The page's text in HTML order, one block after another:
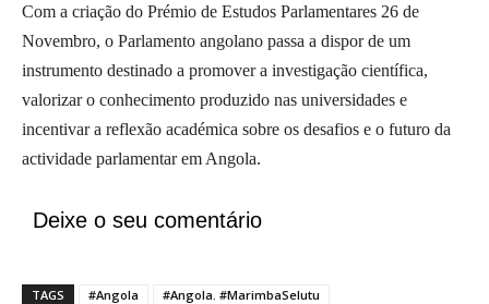
Com a criação do Prémio de Estudos Parlamentares 26 de
Novembro, o Parlamento angolano passa a dispor de um
instrumento destinado a promover a investigação científica,
valorizar o conhecimento produzido nas universidades e
incentivar a reflexão académica sobre os desafios e o futuro da
actividade parlamentar em Angola.
Deixe o seu comentário
TAGS #Angola
#Angola. #MarimbaSelutu